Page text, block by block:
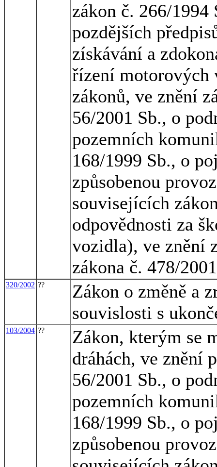
zákon č. 266/1994
pozdějších
získávání a
řízení motorových
zákonů, ve znění
56/2001 Sb., o
pozemních
168/1999 Sb., o
způsobenou
souvisejících
odpovědnosti za
vozidla), ve znění
zákona č. 478/
320/2002 ??
Zákon o změně a
souvislosti s
103/2004 ??
Zákon, kterým se
dráhách, ve znění
56/2001 Sb., o
pozemních
168/1999 Sb., o
způsobenou